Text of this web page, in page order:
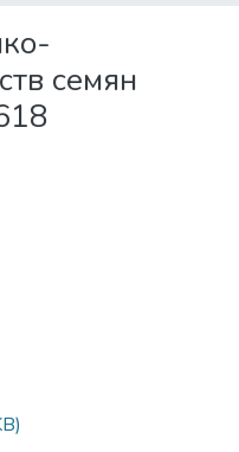
семян